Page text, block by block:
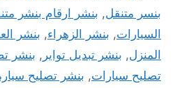
بنسر متنقل, بنشر ارقام بنشر
السيارات, بنشر الزهراء, بنشر
المنزل, بنشر تبديل تواير , بنشر
تصليح سيارات, بنشر تصليح